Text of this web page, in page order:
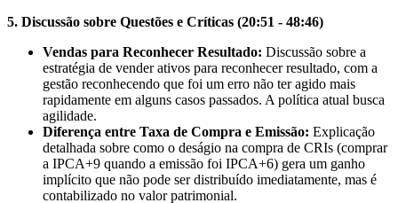
5. Discussão sobre Questões e Críticas (20:51 - 48:46)
Vendas para Reconhecer Resultado: Discussão sobre a
estratégia de vender ativos para reconhecer resultado, com a
gestão reconhecendo que foi um erro não ter agido mais
rapidamente em alguns casos passados. A política atual busca
agilidade.
Diferença entre Taxa de Compra e Emissão: Explicação
detalhada sobre como o deságio na compra de CRIs (comprar
a IPCA+9 quando a emissão foi IPCA+6) gera um ganho
implícito que não pode ser distribuído imediatamente, mas é
contabilizado no valor patrimonial.